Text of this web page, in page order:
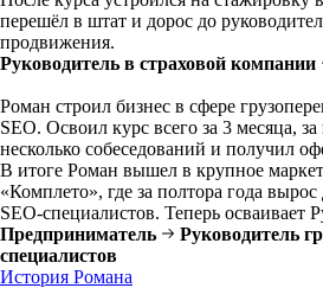
перешёл в штат и дорос до
продвижения.
Руководитель в страховой компании
Роман строил бизнес в сфере
SEO. Освоил курс всего за 3 месяца,
несколько собеседований и получил
В итоге Роман вышел в крупное
«Комплето», где за полтора года
SEO-специалистов. Теперь осваивает
Предприниматель
Руководитель
специалистов
История Романа